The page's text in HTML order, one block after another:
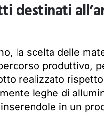
destinati
la scelta delle
produttivo,
realizzato
leghe di
in un